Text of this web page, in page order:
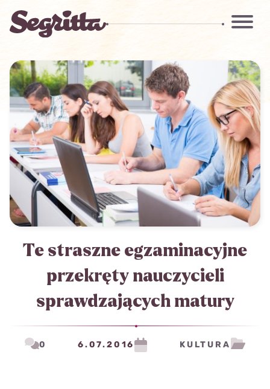
Te straszne egzaminacyjne
przekręty nauczycieli
sprawdzających matury
0 6.07.2016 KULTURA